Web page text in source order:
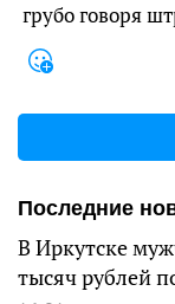
грубо говоря
Последние
В Иркутске
тысяч рублей